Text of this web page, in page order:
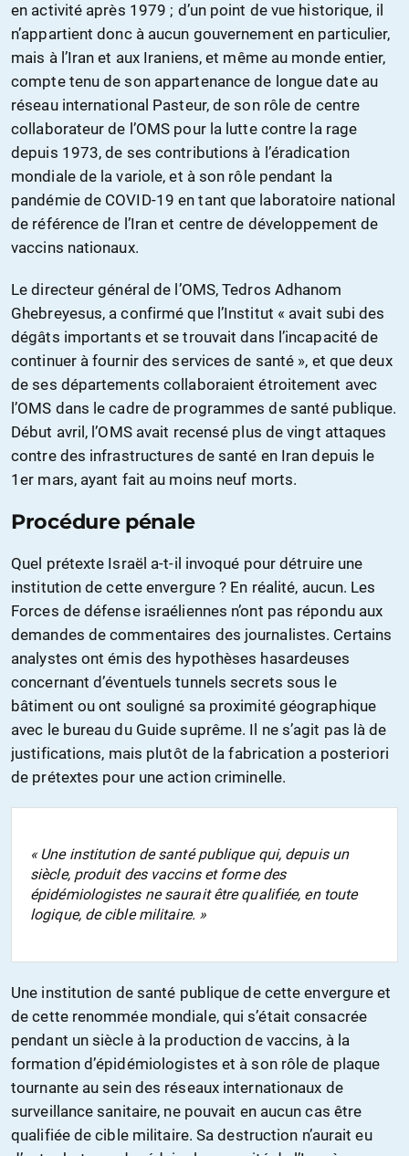
en activité après 1979 ; d’un point de vue historique, il
n’appartient donc à aucun gouvernement en particulier,
mais à l’Iran et aux Iraniens, et même au monde entier,
compte tenu de son appartenance de longue date au
réseau international Pasteur, de son rôle de centre
collaborateur de l’OMS pour la lutte contre la rage
depuis 1973, de ses contributions à l’éradication
mondiale de la variole, et à son rôle pendant la
pandémie de COVID-19 en tant que laboratoire national
de référence de l’Iran et centre de développement de
vaccins nationaux.
Le directeur général de l’OMS, Tedros Adhanom
Ghebreyesus, a confirmé que l’Institut « avait subi des
dégâts importants et se trouvait dans l’incapacité de
continuer à fournir des services de santé », et que deux
de ses départements collaboraient étroitement avec
l’OMS dans le cadre de programmes de santé publique.
Début avril, l’OMS avait recensé plus de vingt attaques
contre des infrastructures de santé en Iran depuis le
1er mars, ayant fait au moins neuf morts.
Procédure pénale
Quel prétexte Israël a-t-il invoqué pour détruire une
institution de cette envergure ? En réalité, aucun. Les
Forces de défense israéliennes n’ont pas répondu aux
demandes de commentaires des journalistes. Certains
analystes ont émis des hypothèses hasardeuses
concernant d’éventuels tunnels secrets sous le
bâtiment ou ont souligné sa proximité géographique
avec le bureau du Guide suprême. Il ne s’agit pas là de
justifications, mais plutôt de la fabrication a posteriori
de prétextes pour une action criminelle.
« Une institution de santé publique qui, depuis un
siècle, produit des vaccins et forme des
épidémiologistes ne saurait être qualifiée, en toute
logique, de cible militaire. »
Une institution de santé publique de cette envergure et
de cette renommée mondiale, qui s’était consacrée
pendant un siècle à la production de vaccins, à la
formation d’épidémiologistes et à son rôle de plaque
tournante au sein des réseaux internationaux de
surveillance sanitaire, ne pouvait en aucun cas être
qualifiée de cible militaire. Sa destruction n’aurait eu